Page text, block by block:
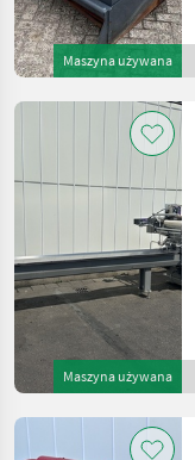
Maszyna używana
Maszyna używana